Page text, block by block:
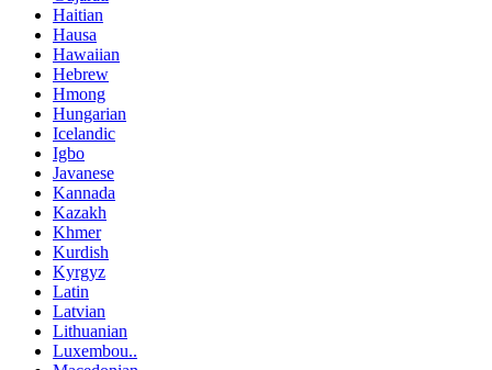
Haitian
Hausa
Hawaiian
Hebrew
Hmong
Hungarian
Icelandic
Igbo
Javanese
Kannada
Kazakh
Khmer
Kurdish
Kyrgyz
Latin
Latvian
Lithuanian
Luxembou..